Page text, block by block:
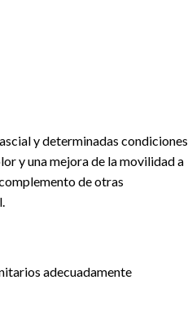
y determinadas condiciones
y una mejora de la movilidad a
de otras
adecuadamente